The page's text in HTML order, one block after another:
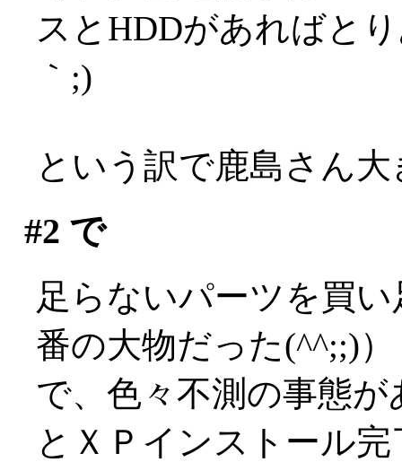
スとHDDがあればと
｀;)
という訳で鹿島さん
#2 で
足らないパーツを買
番の大物だった(^^;;)）
で、色々不測の事態
とＸＰインストール